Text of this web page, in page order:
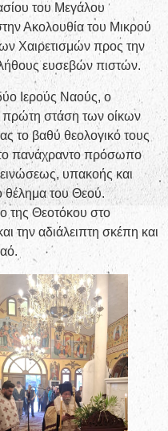
του Μεγάλου
Ακολουθία του Μικρού
Χαιρετισμών προς την
ευσεβών πιστών.
Ιερούς Ναούς, ο
πρώτη στάση των οίκων
το βαθύ θεολογικό τους
πανάχραντο πρόσωπο
υπακοής και
θέλημα του Θεού.
της Θεοτόκου στο
την αδιάλειπτη σκέπη και